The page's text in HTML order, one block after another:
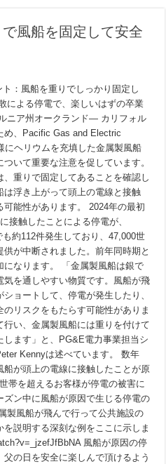
風船を固定して安全
：風船を重りでしっかり固定し
による停電で、楽しいはずの卒業
ニア州オークランド— カリフォル
め、Pacific Gas and Electric
にヘリウムを充填した金属製風船
いて重要な注意を促しています。
重りで固定してあることを確認し
浮き上がって頭上の電線と接触
能性があります。 2024年の最初
接触したことによる停電が、
約112件発生しており、47,000世
が中断されました。前年同時期と
になります。 「金属製風船は銀で
気を通しやすい物質です。風船が飛
ョートして、停電が発生したり、
リスクをもたらす可能性がありま
い、金属製風船には重りを付けて
します」と、PG&E電力事業担当シ
Kennyは述べています。 数年
が頭上の電線に接触したことが原
帯を超えるお客様が停電の被害に
ン中に風船が原因で生じる停電の
製風船が飛んで行って公共施設の
説明する深刻な例をここに示しま
風船が原因の停
の日を安全に楽しんで頂けるよう